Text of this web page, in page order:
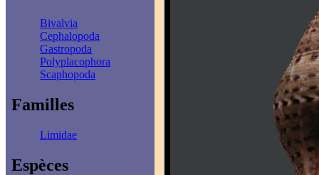
Bivalvia
Cephalopoda
Gastropoda
Polyplacophora
Scaphopoda
Familles
Limidae
Espèces